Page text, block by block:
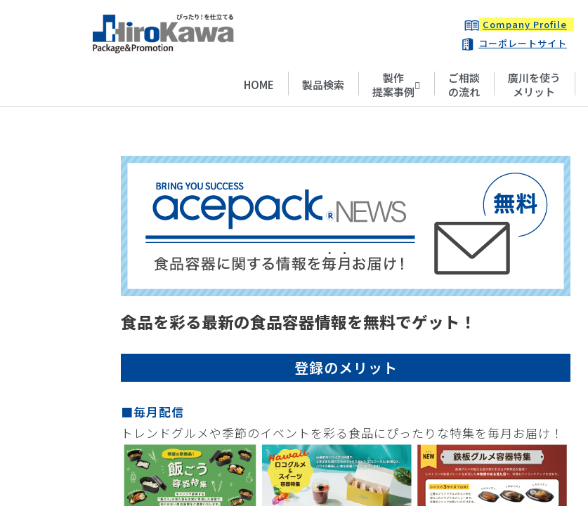
Company Profile
コーポレートサイト
HOME 製品検索
製作
提案事例
ご相談
の流れ
廣川を使う
メリット
食品を彩る最新の食品容器情報を無料でゲット！
登録のメリット
■毎月配信
トレンドグルメや季節のイベントを彩る食品にぴったりな特集を毎月お届け！